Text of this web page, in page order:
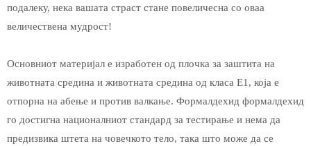
подалеку, нека вашата страст стане повеличесна со оваа
величествена мудрост!
Основниот материјал е изработен од плочка за заштита на
животната средина и животната средина од класа Е1, која е
отпорна на абење и против валкање. Формалдехид формалдехид
го достигна националниот стандард за тестирање и нема да
предизвика штета на човечкото тело, така што може да се